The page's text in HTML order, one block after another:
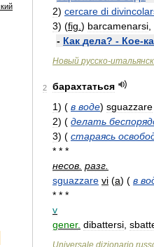
2) cercare di
3) (fig ) barcamenarsi
- Как дела? - Кое-
Новый русско-
2
барахтаться
1) ( в воде) sguazzare
2) ( делать
3) ( стараясь
* * *
несов разг
sguazzare vi (a) ( в
* * *
v
gener. dibattersi
Universale dizionario